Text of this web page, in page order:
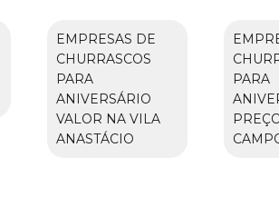
EMPRESAS DE
CHURRASCOS
PARA
ANIVERSÁRIO
VALOR NA VILA
ANASTÁCIO
PARA